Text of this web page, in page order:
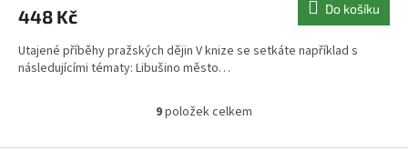
448 Kč Do košíku
Utajené příběhy pražských dějin V knize se setkáte například s
následujícími tématy: Libušino město…
O
l
9položek celkem